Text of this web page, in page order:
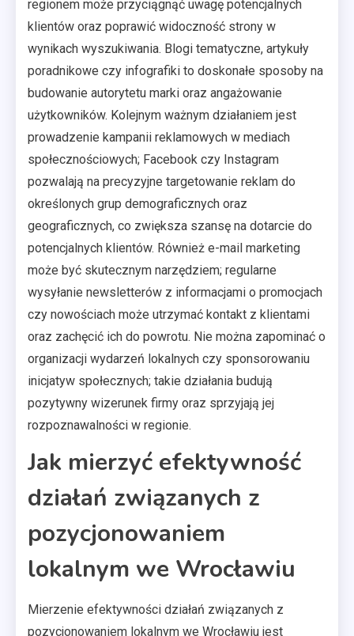
regionem może przyciągnąć uwagę potencjalnych
klientów oraz poprawić widoczność strony w
wynikach wyszukiwania. Blogi tematyczne, artykuły
poradnikowe czy infografiki to doskonałe sposoby na
budowanie autorytetu marki oraz angażowanie
użytkowników. Kolejnym ważnym działaniem jest
prowadzenie kampanii reklamowych w mediach
społecznościowych; Facebook czy Instagram
pozwalają na precyzyjne targetowanie reklam do
określonych grup demograficznych oraz
geograficznych, co zwiększa szansę na dotarcie do
potencjalnych klientów. Również e-mail marketing
może być skutecznym narzędziem; regularne
wysyłanie newsletterów z informacjami o promocjach
czy nowościach może utrzymać kontakt z klientami
oraz zachęcić ich do powrotu. Nie można zapominać o
organizacji wydarzeń lokalnych czy sponsorowaniu
inicjatyw społecznych; takie działania budują
pozytywny wizerunek firmy oraz sprzyjają jej
rozpoznawalności w regionie.
Jak mierzyć efektywność
działań związanych z
pozycjonowaniem
lokalnym we Wrocławiu
Mierzenie efektywności działań związanych z
pozycjonowaniem lokalnym we Wrocławiu jest